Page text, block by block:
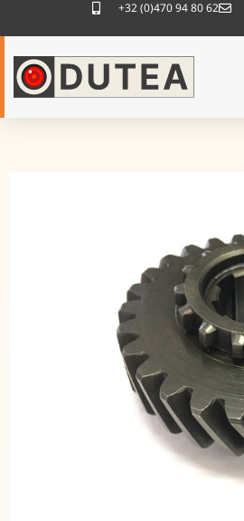
+32 (0)470 94 80 62